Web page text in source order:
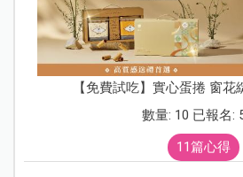
【免費試吃】實心蛋捲 窗花
數量: 10 已報名:
11篇心得